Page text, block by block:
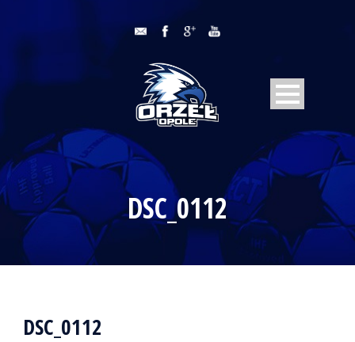
DSC_0112
DSC_0112